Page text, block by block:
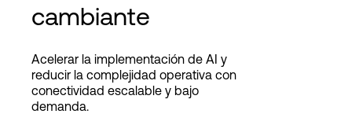
cambiante
Acelerar la implementación de AI y
reducir la complejidad operativa con
conectividad escalable y bajo
demanda.